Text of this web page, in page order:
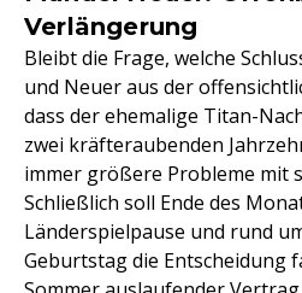
Verlängerung
Bleibt die Frage, welche
und Neuer aus der
dass der ehemalige Titan-
zwei kräfteraubenden
immer größere Probleme mit
Schließlich soll Ende des
Länderspielpause und rund
Geburtstag die Entscheidung